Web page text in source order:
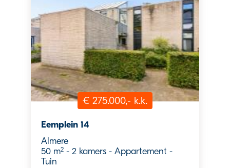
€ 275.000,- k.k.
Eemplein 14
Almere
50 m2 - 2 kamers - Appartement -
Tuin